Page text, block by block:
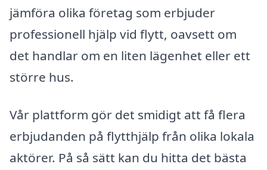
jämföra olika företag som erbjuder
professionell hjälp vid flytt, oavsett om
det handlar om en liten lägenhet eller ett
större hus.
Vår plattform gör det smidigt att få flera
erbjudanden på flytthjälp från olika lokala
aktörer. På så sätt kan du hitta det bästa